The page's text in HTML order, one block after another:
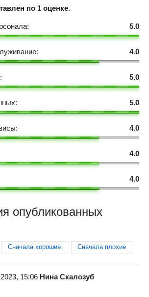
по 1 оценке.
5.0
4.0
5.0
5.0
4.0
4.0
4.0
опубликованных
Сначала хорошие Сначала плохие
15:06 Нина Скалозуб